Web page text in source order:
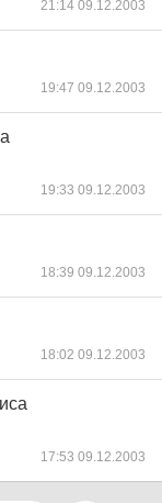
21:14 09.12.2003
19:47 09.12.2003
19:33 09.12.2003
18:39 09.12.2003
18:02 09.12.2003
17:53 09.12.2003